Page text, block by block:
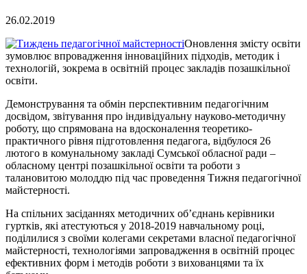
26.02.2019
Оновлення змісту освіти
зумовлює впровадження інноваційних підходів, методик і
технологій, зокрема в освітній процес закладів позашкільної
освіти.
Демонстрування та обмін перспективним педагогічним
досвідом, звітування про індивідуальну науково-методичну
роботу, що спрямована на вдосконалення теоретико-
практичного рівня підготовлення педагога, відбулося 26
лютого в комунальному закладі Сумської обласної ради –
обласному центрі позашкільної освіти та роботи з
талановитою молоддю під час проведення Тижня педагогічної
майстерності.
На спільних засіданнях методичних об’єднань керівники
гуртків, які атестуються у 2018-2019 навчальному році,
поділилися з своїми колегами секретами власної педагогічної
майстерності, технологіями запровадження в освітній процес
ефективних форм і методів роботи з вихованцями та їх